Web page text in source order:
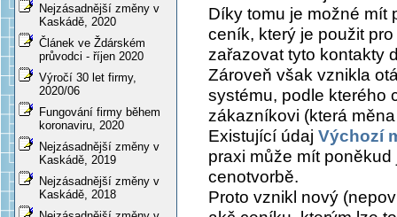
Nejzásadnější změny v
Kaskádě, 2020
Článek ve Ždárském
průvodci - říjen 2020
Výročí 30 let firmy,
2020/06
Fungování firmy během
koronaviru, 2020
Nejzásadnější změny v
Kaskádě, 2019
Nejzásadnější změny v
Kaskádě, 2018
Díky tomu je možné mít
ceník, který je použit
zařazovat tyto kontakty
Zároveň však vznikla
systému, podle kterého
zákazníkovi (která
Existující údaj Výchozí
praxi může mít
cenotvorbě.
Proto vznikl nový